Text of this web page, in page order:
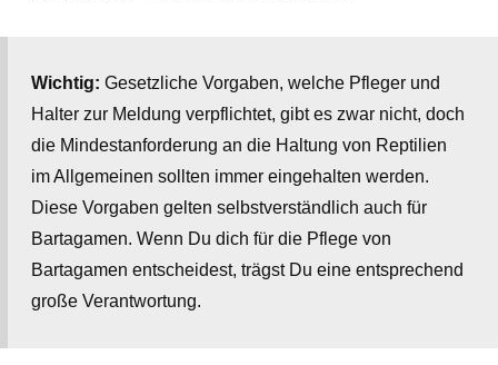
Wichtig: Gesetzliche Vorgaben, welche Pfleger und
Halter zur Meldung verpflichtet, gibt es zwar nicht, doch
die Mindestanforderung an die Haltung von Reptilien
im Allgemeinen sollten immer eingehalten werden.
Diese Vorgaben gelten selbstverständlich auch für
Bartagamen. Wenn Du dich für die Pflege von
Bartagamen entscheidest, trägst Du eine entsprechend
große Verantwortung.